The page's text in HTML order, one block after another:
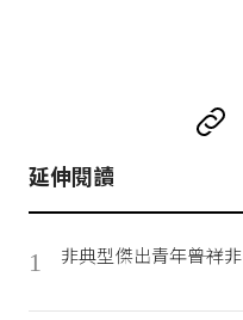
延伸閱讀
1 非典型傑出青年――曾祥非